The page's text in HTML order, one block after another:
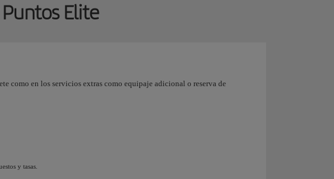
Elite
como en los servicios extras como equipaje adicional o reserva de
y tasas.